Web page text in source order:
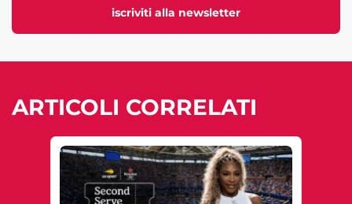
iscriviti alla newsletter
ARTICOLI CORRELATI